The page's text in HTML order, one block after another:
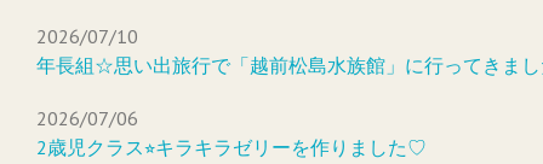
2026/07/10
年長組☆思い出旅行で「越前松島水族館」に行ってきま
2026/07/06
2歳児クラス⭐︎キラキラゼリーを作りました♡